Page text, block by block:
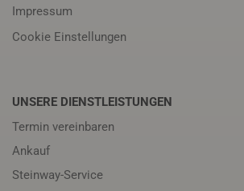
Impressum
Cookie Einstellungen
UNSERE DIENSTLEISTUNGEN
Termin vereinbaren
Ankauf
Steinway-Service